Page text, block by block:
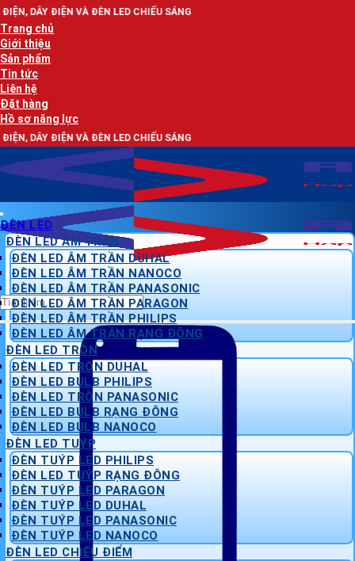
Bỏ
qua
nội
dung
LED CHIẾU SÁNG
Trang chủ
Giới thiệu
Sản phẩm
Tin tức
Liên hệ
Đặt hàng
Hồ sơ năng lực
LED CHIẾU SÁNG
Tìm
kiếm:
ĐÈN LED
ĐÈN LED ÂM TRẦN
ĐÈN LED ÂM TRẦN DUHAL
ĐÈN LED ÂM TRẦN NANOCO
ĐÈN LED ÂM TRẦN PANASONIC
ĐÈN LED ÂM TRẦN PARAGON
ĐÈN LED ÂM TRẦN PHILIPS
ĐÈN LED ÂM TRẦN RẠNG ĐÔNG
ĐÈN LED TRÒN
ĐÈN LED TRÒN DUHAL
ĐÈN LED BULB PHILIPS
ĐÈN LED TRÒN PANASONIC
ĐÈN LED BULB RẠNG ĐÔNG
ĐÈN LED BULB NANOCO
ĐÈN LED TUÝP
ĐÈN TUÝP LED PHILIPS
ĐÈN LED TUÝP RẠNG ĐÔNG
ĐÈN TUÝP LED PARAGON
ĐÈN TUÝP LED DUHAL
ĐÈN TUÝP LED PANASONIC
ĐÈN TUÝP LED NANOCO
ĐÈN LED CHIẾU ĐIỂM